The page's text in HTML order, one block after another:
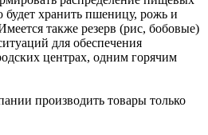
будет хранить пшеницу, рожь и
также резерв (рис, бобовые)
для обеспечения
центрах, одним горячим
производить товары только